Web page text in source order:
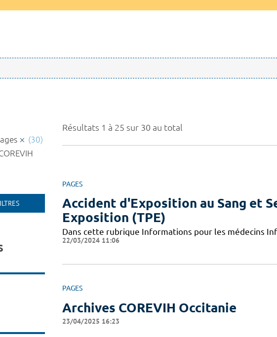
Résultats 1 à 25 sur 30 au total
PAGES
Accident d'Exposition au Sang et
Exposition (TPE)
Dans cette rubrique Informations pour les médecins
22/03/2024 11:06
PAGES
Archives COREVIH Occitanie
23/04/2025 16:23
(30)